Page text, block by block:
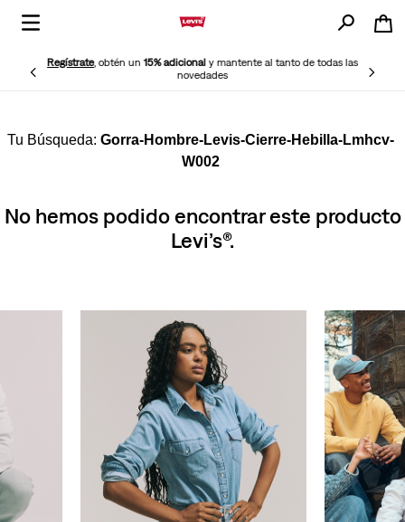
Regístrate, obtén un15% adicionaly mantente al tanto de todas las
novedades
Gorra-Hombre-Levis-Cierre-Hebilla-Lmhcv-
W002
No hemos podido encontrar este producto
Levi’s®.